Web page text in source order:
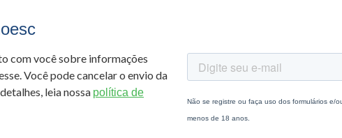
com você sobre informações
Você pode cancelar o envio da
leia nossa política de